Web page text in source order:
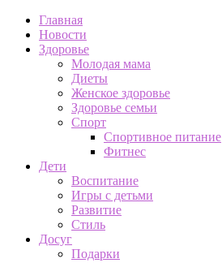
Главная
Новости
Здоровье
Молодая мама
Диеты
Женское здоровье
Здоровье семьи
Спорт
Спортивное питание
Фитнес
Дети
Воспитание
Игры с детьми
Развитие
Стиль
Досуг
Подарки